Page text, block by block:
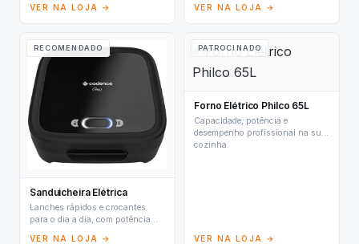
VER NA LOJA → VER NA LOJA →
RECOMENDADO
Sanduicheira Elétrica
Lanches rápidos e crocantes
para o dia a dia, com potência
VER NA LOJA →
PATROCINADO
Forno Elétrico Philco 65L
Capacidade, potência e
desempenho profissional na sua
cozinha.
VER NA LOJA →